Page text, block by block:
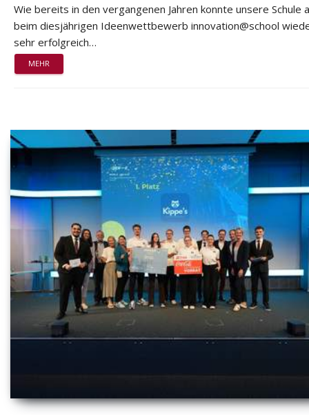
Wie bereits in den vergangenen Jahren konnte unsere Schule
beim diesjährigen Ideenwettbewerb innovation@school
sehr erfolgreich…
MEHR